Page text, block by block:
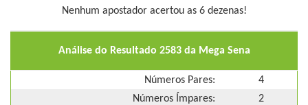
Nenhum apostador acertou as 6 dezenas!
Análise do Resultado 2583 da Mega Sena
Números Pares:
4
Números Ímpares:
2